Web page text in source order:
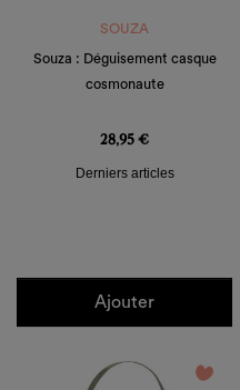
SOUZA
Souza : Déguisement casque
cosmonaute
28,95 €
Derniers articles
Ajouter
favorite_border